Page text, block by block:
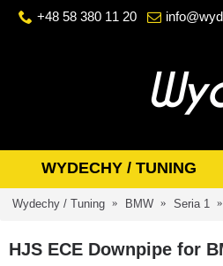
+48 58 380 11 20
WYDECHY / TUNING
Wydechy / Tuning BMW Seria 1
HJS ECE Downpipe for